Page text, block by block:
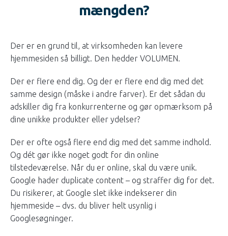
mængden?
Der er en grund til, at virksomheden kan levere
hjemmesiden så billigt. Den hedder VOLUMEN.
Der er flere end dig. Og der er flere end dig med det
samme design (måske i andre farver). Er det sådan du
adskiller dig fra konkurrenterne og gør opmærksom på
dine unikke produkter eller ydelser?
Der er ofte også flere end dig med det samme indhold.
Og dét gør ikke noget godt for din online
tilstedeværelse. Når du er online, skal du være unik.
Google hader duplicate content – og straffer dig for det.
Du risikerer, at Google slet ikke indekserer din
hjemmeside – dvs. du bliver helt usynlig i
Googlesøgninger.